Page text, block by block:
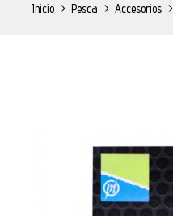
Inicio > Pesca > Accesorios >